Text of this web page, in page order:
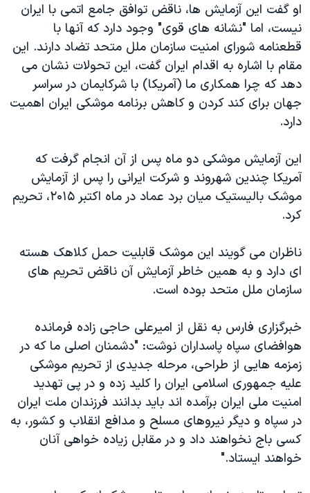
او گفت این آزمایش ها، ناقض توافق جامع اتمی با ایران
نیست، اما "نشانه های قوی" وجود دارد که آنها با
قطعنامه شورای امنیت سازمان ملل متحد تضاد دارند. این
مقام با اشاره به اقدام ایران گفت، این تحولات نشان می
دهد که چرا همکاری ما (آمریکا) با شرکایمان در سراسر
جهان برای کند کردن و کاهش برنامه موشکی ایران اهمیت
دارد.
این آزمایش موشکی دو ماه پس از آن انجام گرفت که
آمریکا چندین شهروند و شرکت ایرانی را پس از آزمایش
موشک بالیستیک میان برد عماد در ماه اکتبر ۲۰۱۵، تحریم
کرد.
ناظران می گویند این موشک قابلیت حمل کلاهک هسته
ای دارد و به همین خاطر آزمایش آن ناقض تحریم های
سازمان ملل متحد بوده است.
خبرگزاری فارس به نقل از امیرعلی حاجی زاده فرمانده
هوافضای سپاه پاسداران نوشت: "دشمنان اصلی ما که در
زمزمه هایی از طراحی، مرحله جدیدی از تحریم موشکی
علیه جمهوری اسلامی ایران را کلید زده و در پی تهدید
امنیت ملی ایران برآمده اند باید بدانند فرزندان ملت ایران
در سپاه و دیگر نیروهای مسلح و مدافع انقلاب و کشور، به
کسی باج نخواهند داد و در مقابل زیاده خواهی آنان
خواهند ایستاد."